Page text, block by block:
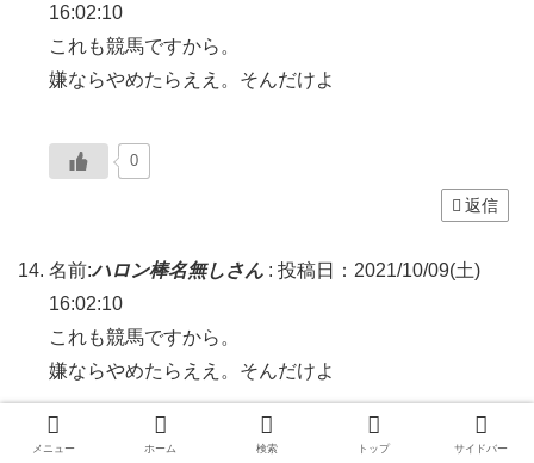
16:02:10
これも競馬ですから。
嫌ならやめたらええ。そんだけよ
0
返信
名前:ハロン棒名無しさん : 投稿日：2021/10/09(土)
16:02:10
これも競馬ですから。
嫌ならやめたらええ。そんだけよ
メニュー ホーム 検索 トップ サイドバー